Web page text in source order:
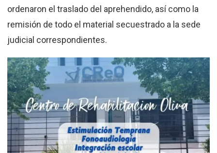
ordenaron el traslado del aprehendido, así como la
remisión de todo el material secuestrado a la sede
judicial correspondientes.